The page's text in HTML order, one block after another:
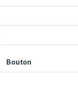
Bouton